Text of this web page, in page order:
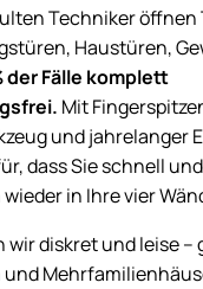
Techniker öffnen
Haustüren,
der Fälle komplett
Mit
und jahrelanger
dass Sie schnell
in Ihre vier
wir diskret und leise –
und